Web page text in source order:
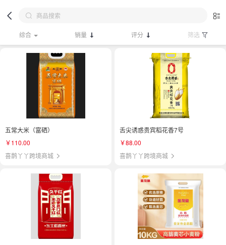
综合 销量 评分 筛选
五常大米（富硒）
￥110.00
喜鹊丫丫跨境商城
舌尖诱惑贵宾稻花香7号
￥88.00
喜鹊丫丫跨境商城